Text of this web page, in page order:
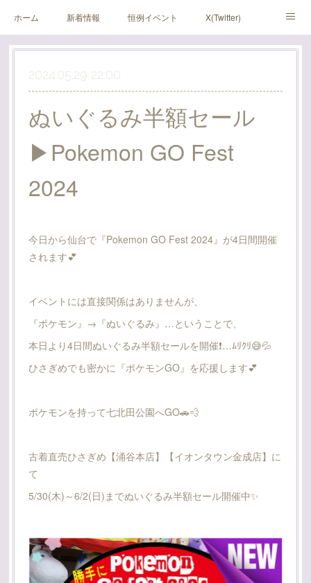
ホーム 新着情報 恒例イベント X(Twitter)
アメブロ Instagram
2024.05.29 22:00
ぬいぐるみ半額セール
▶Pokemon GO Fest
2024
今日から仙台で『Pokemon GO Fest 2024』が4日間開催
されます💕
イベントには直接関係はありませんが、
『ポケモン』→『ぬいぐるみ』…ということで、
本日より4日間ぬいぐるみ半額セールを開催❗…ﾑﾘｸﾘ😅💦
ひさぎめでも密かに『ポケモンGO』を応援します💕
ポケモンを持って七北田公園へGO🚗💨
古着直売ひさぎめ【涌谷本店】【イオンタウン金成店】に
て
5/30(木)～6/2(日)までぬいぐるみ半額セール開催中✨